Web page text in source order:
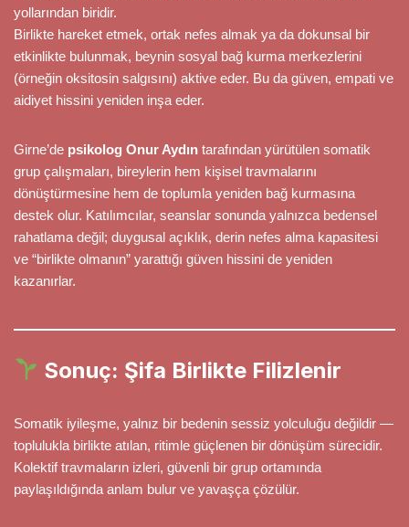
yollarından biridir.
Birlikte hareket etmek, ortak nefes almak ya da dokunsal bir
etkinlikte bulunmak, beynin sosyal bağ kurma merkezlerini
(örneğin oksitosin salgısını) aktive eder. Bu da güven, empati ve
aidiyet hissini yeniden inşa eder.
Girne’de psikolog Onur Aydın tarafından yürütülen somatik
grup çalışmaları, bireylerin hem kişisel travmalarını
dönüştürmesine hem de toplumla yeniden bağ kurmasına
destek olur. Katılımcılar, seanslar sonunda yalnızca bedensel
rahatlama değil; duygusal açıklık, derin nefes alma kapasitesi
ve “birlikte olmanın” yarattığı güven hissini de yeniden
kazanırlar.
Sonuç: Şifa Birlikte Filizlenir
Somatik iyileşme, yalnız bir bedenin sessiz yolculuğu değildir —
toplulukla birlikte atılan, ritimle güçlenen bir dönüşüm sürecidir.
Kolektif travmaların izleri, güvenli bir grup ortamında
paylaşıldığında anlam bulur ve yavaşça çözülür.